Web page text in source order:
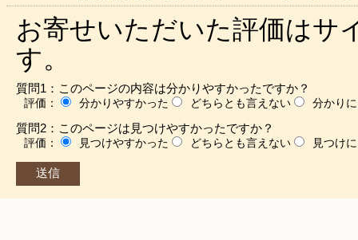
お寄せいただいた評価はサ
す。
質問1：このページの内容は分かりやすかったですか？
評価： 分かりやすかった どちらとも言えない 分かり
質問2：このページは見つけやすかったですか？
評価： 見つけやすかった どちらとも言えない 見つけ